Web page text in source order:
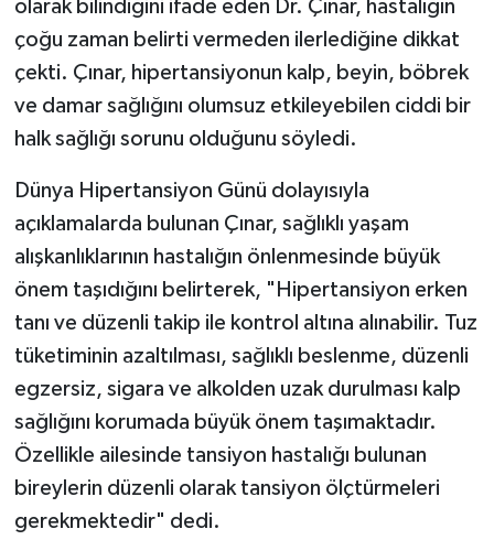
olarak bilindiğini ifade eden Dr. Çınar, hastalığın
çoğu zaman belirti vermeden ilerlediğine dikkat
çekti. Çınar, hipertansiyonun kalp, beyin, böbrek
ve damar sağlığını olumsuz etkileyebilen ciddi bir
halk sağlığı sorunu olduğunu söyledi.
Dünya Hipertansiyon Günü dolayısıyla
açıklamalarda bulunan Çınar, sağlıklı yaşam
alışkanlıklarının hastalığın önlenmesinde büyük
önem taşıdığını belirterek, "Hipertansiyon erken
tanı ve düzenli takip ile kontrol altına alınabilir. Tuz
tüketiminin azaltılması, sağlıklı beslenme, düzenli
egzersiz, sigara ve alkolden uzak durulması kalp
sağlığını korumada büyük önem taşımaktadır.
Özellikle ailesinde tansiyon hastalığı bulunan
bireylerin düzenli olarak tansiyon ölçtürmeleri
gerekmektedir" dedi.